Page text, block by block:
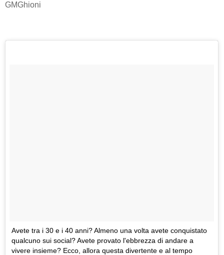
GMGhioni
Avete tra i 30 e i 40 anni? Almeno una volta avete conquistato
qualcuno sui social? Avete provato l'ebbrezza di andare a
vivere insieme? Ecco, allora questa divertente e al tempo